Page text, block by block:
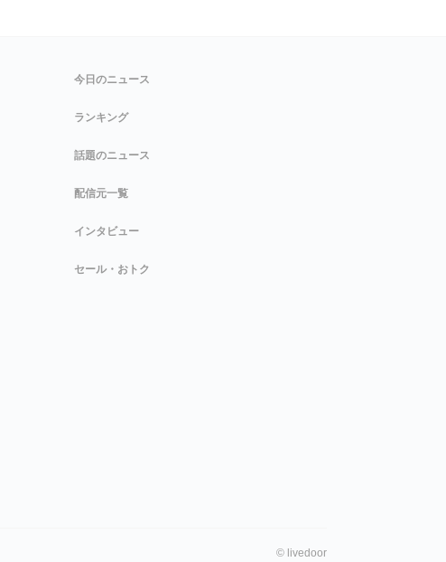
今日のニュース
ランキング
話題のニュース
配信元一覧
インタビュー
セール・おトク
© livedoor